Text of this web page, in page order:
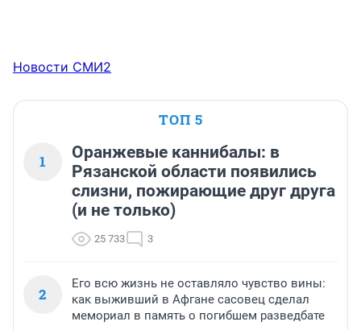
Новости СМИ2
ТОП 5
1
Оранжевые каннибалы: в
Рязанской области появились
слизни, пожирающие друг друга
(и не только)
25 733 3
2
Его всю жизнь не оставляло чувство вины:
как выживший в Афгане сасовец сделал
мемориал в память о погибшем разведбате